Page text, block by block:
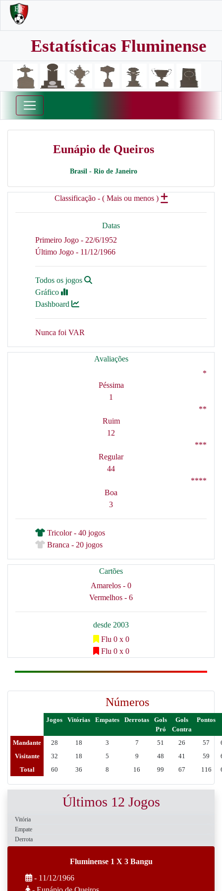
Estatísticas Fluminense
Eunápio de Queiros
Brasil - Rio de Janeiro
Classificação - ( Mais ou menos )
Datas
Primeiro Jogo - 22/6/1952
Último Jogo - 11/12/1966
Todos os jogos
Gráfico
Dashboard
Nunca foi VAR
Avaliações
*
Péssima
1
**
Ruim
12
***
Regular
44
****
Boa
3
Tricolor - 40 jogos
Branca - 20 jogos
Cartões
Amarelos - 0
Vermelhos - 6
desde 2003
Flu 0 x 0
Flu 0 x 0
Números
Jogos Vitórias Empates Derrotas
Gols
Pró
Gols
Contra
Pontos
Mandante 28 18 3 7 51 26 57
Visitante
32 18 5 9 48 41 59
Total
60 36 8 16 99 67 116
Últimos 12 Jogos
Vitória
Empate
Derrota
Fluminense 1 X 3 Bangu
- 11/12/1966